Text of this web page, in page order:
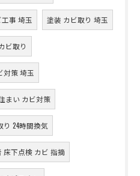
事 埼玉 塗装 カビ取り 埼玉
ビ取り
対策 埼玉
まい カビ対策
り 24時間換気
床下点検 カビ 指摘